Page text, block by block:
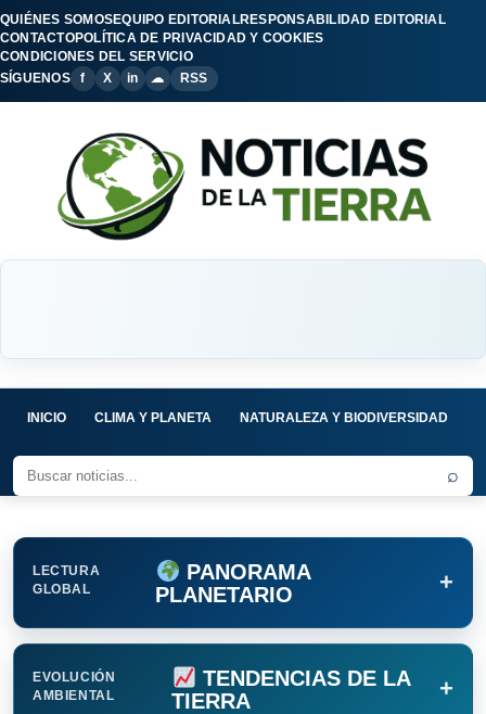
QUIÉNES SOMOSEQUIPO EDITORIALRESPONSABILIDAD EDITORIAL
CONTACTOPOLÍTICA DE PRIVACIDAD Y COOKIES
CONDICIONES DEL SERVICIO
SÍGUENOS
f X in ☁ RSS
INICIO CLIMA Y PLANETA NATURALEZA Y BIODIVERSIDAD
⌕
LECTURA
GLOBAL
PANORAMA
PLANETARIO
+
EVOLUCIÓN
AMBIENTAL
TENDENCIAS DE LA
TIERRA
+